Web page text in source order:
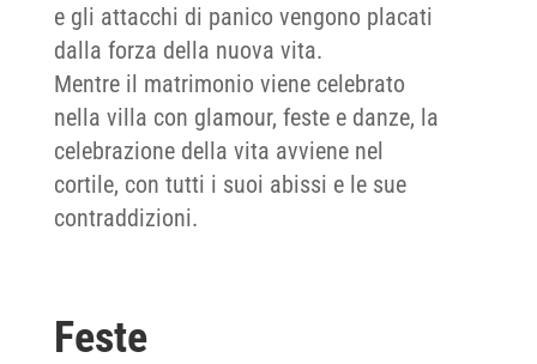
e gli attacchi di panico vengono placati
dalla forza della nuova vita.
Mentre il matrimonio viene celebrato
nella villa con glamour, feste e danze, la
celebrazione della vita avviene nel
cortile, con tutti i suoi abissi e le sue
contraddizioni.
Feste